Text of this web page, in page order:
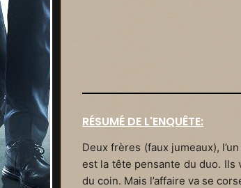
RÉSUMÉ DE L'ENQUÊTE:
Deux frères (faux jumeaux),
est la tête pensante du duo. Ils
du coin. Mais l’affaire va se